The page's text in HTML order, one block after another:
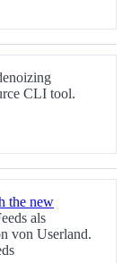
CLI tool.
the new
als
von Userland.